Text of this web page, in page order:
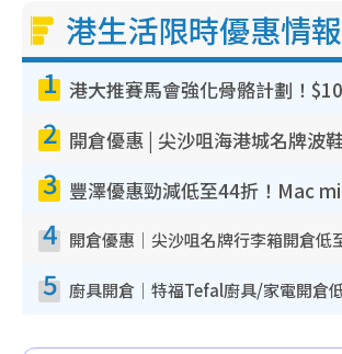
港生活限時優惠情報
1
2
3
4
5